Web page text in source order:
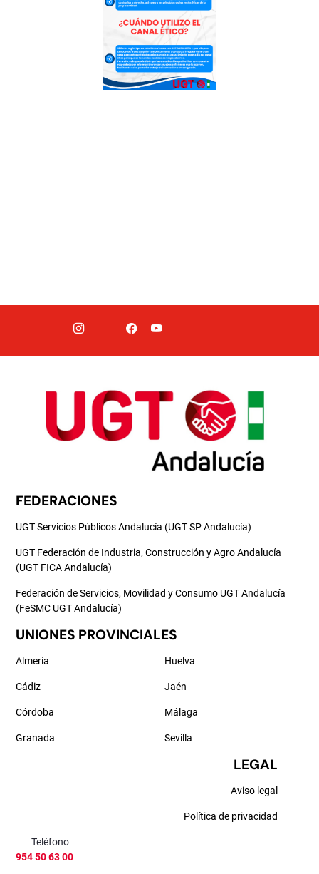
FEDERACIONES
UGT Servicios Públicos Andalucía (UGT SP Andalucía)
UGT Federación de Industria, Construcción y Agro Andalucía
(UGT FICA Andalucía)
Federación de Servicios, Movilidad y Consumo UGT Andalucía
(FeSMC UGT Andalucía)
UNIONES PROVINCIALES
Almería
Cádiz
Córdoba
Granada
Huelva
Jaén
Málaga
Sevilla
LEGAL
Aviso legal
Política de privacidad
Teléfono
954 50 63 00